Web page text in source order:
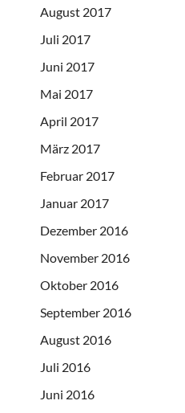
August 2017
Juli 2017
Juni 2017
Mai 2017
April 2017
März 2017
Februar 2017
Januar 2017
Dezember 2016
November 2016
Oktober 2016
September 2016
August 2016
Juli 2016
Juni 2016